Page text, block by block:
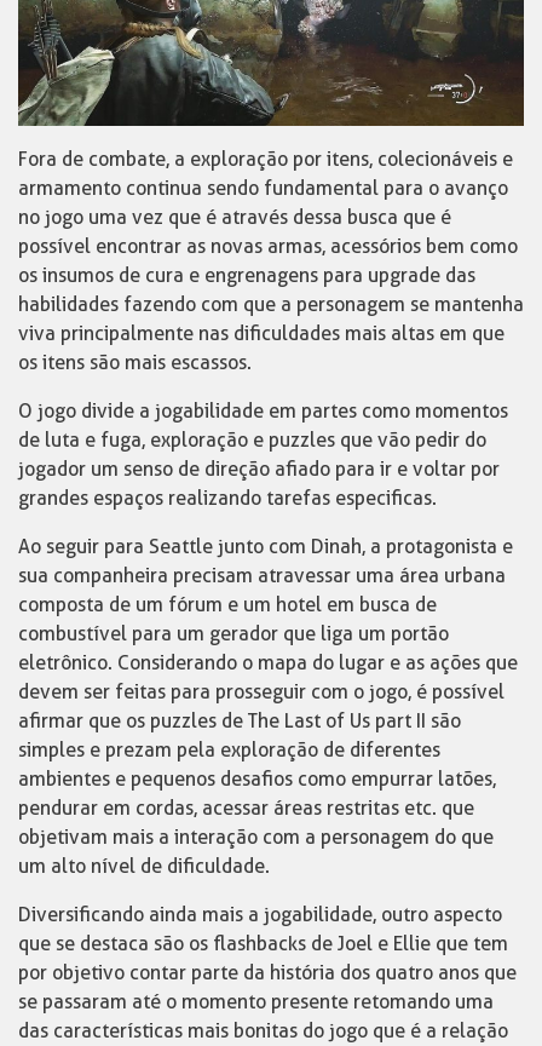
Fora de combate, a exploração por itens, colecionáveis e
armamento continua sendo fundamental para o avanço
no jogo uma vez que é através dessa busca que é
possível encontrar as novas armas, acessórios bem como
os insumos de cura e engrenagens para upgrade das
habilidades fazendo com que a personagem se mantenha
viva principalmente nas dificuldades mais altas em que
os itens são mais escassos.
O jogo divide a jogabilidade em partes como momentos
de luta e fuga, exploração e puzzles que vão pedir do
jogador um senso de direção afiado para ir e voltar por
grandes espaços realizando tarefas especificas.
Ao seguir para Seattle junto com Dinah, a protagonista e
sua companheira precisam atravessar uma área urbana
composta de um fórum e um hotel em busca de
combustível para um gerador que liga um portão
eletrônico. Considerando o mapa do lugar e as ações que
devem ser feitas para prosseguir com o jogo, é possível
afirmar que os puzzles de The Last of Us part II são
simples e prezam pela exploração de diferentes
ambientes e pequenos desafios como empurrar latões,
pendurar em cordas, acessar áreas restritas etc. que
objetivam mais a interação com a personagem do que
um alto nível de dificuldade.
Diversificando ainda mais a jogabilidade, outro aspecto
que se destaca são os flashbacks de Joel e Ellie que tem
por objetivo contar parte da história dos quatro anos que
se passaram até o momento presente retomando uma
das características mais bonitas do jogo que é a relação